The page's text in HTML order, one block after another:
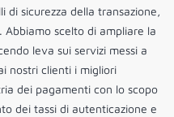
di sicurezza della transazione,
Abbiamo scelto di ampliare la
leva sui servizi messi a
nostri clienti i migliori
dei pagamenti con lo scopo
dei tassi di autenticazione e